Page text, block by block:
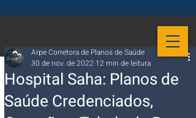
Hospital Saha: Planos de
Saúde Credenciados,
Arpe Corretora de Planos de Saúde
30 de nov. de 2022 12 min de leitura